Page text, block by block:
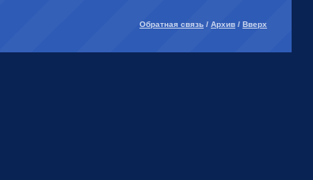
Обратная связь / Архив / Вверх